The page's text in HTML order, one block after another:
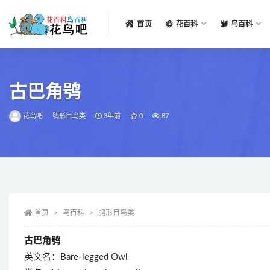
首页 花百科 鸟百科
古巴角鸮
花鸟吧 鸮形目鸟类 3年前 0 87
首页 鸟百科 鸮形目鸟类
古巴角鸮
英文名：Bare-legged Owl